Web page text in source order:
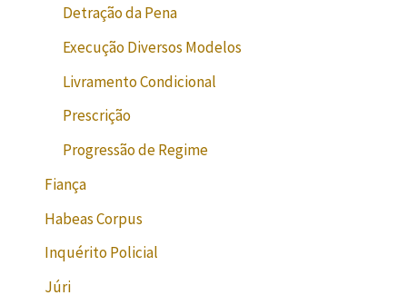
Detração da Pena
Execução Diversos Modelos
Livramento Condicional
Prescrição
Progressão de Regime
Fiança
Habeas Corpus
Inquérito Policial
Júri